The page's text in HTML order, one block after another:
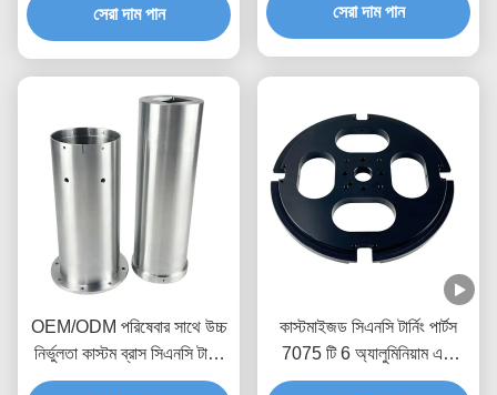
সেরা দাম পান
সেরা দাম পান
OEM/ODM পরিষেবার সাথে উচ্চ
নির্ভুলতা কাস্টম ব্রাস সিএনসি টার্নিং
পার্টস
কাস্টমাইজড সিএনসি টার্নিং পার্টস
7075 টি 6 অ্যালুমিনিয়াম এবং
যথার্থ ধাতব অংশের জন্য সহনশীলতা